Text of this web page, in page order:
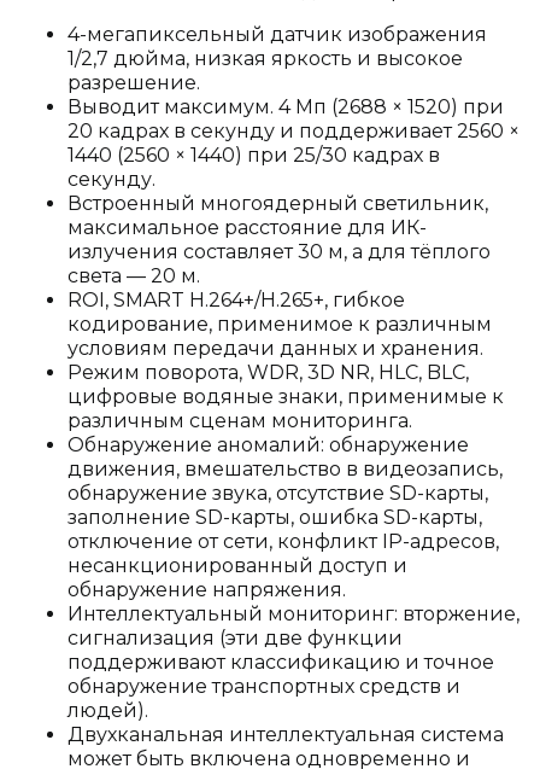
4-мегапиксельный датчик изображения
1/2,7 дюйма, низкая яркость и высокое
разрешение.
Выводит максимум. 4 Мп (2688 × 1520) при
20 кадрах в секунду и поддерживает 2560 ×
1440 (2560 × 1440) при 25/30 кадрах в
секунду.
Встроенный многоядерный светильник,
максимальное расстояние для ИК-
излучения составляет 30 м, а для тёплого
света — 20 м.
ROI, SMART H.264+/H.265+, гибкое
кодирование, применимое к различным
условиям передачи данных и хранения.
Режим поворота, WDR, 3D NR, HLC, BLC,
цифровые водяные знаки, применимые к
различным сценам мониторинга.
Обнаружение аномалий: обнаружение
движения, вмешательство в видеозапись,
обнаружение звука, отсутствие SD-карты,
заполнение SD-карты, ошибка SD-карты,
отключение от сети, конфликт IP-адресов,
несанкционированный доступ и
обнаружение напряжения.
Интеллектуальный мониторинг: вторжение,
сигнализация (эти две функции
поддерживают классификацию и точное
обнаружение транспортных средств и
людей).
Двухканальная интеллектуальная система
может быть включена одновременно и